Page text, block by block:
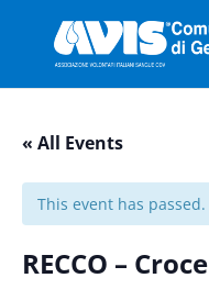
« All Events
This event has passed.
RECCO – Croce